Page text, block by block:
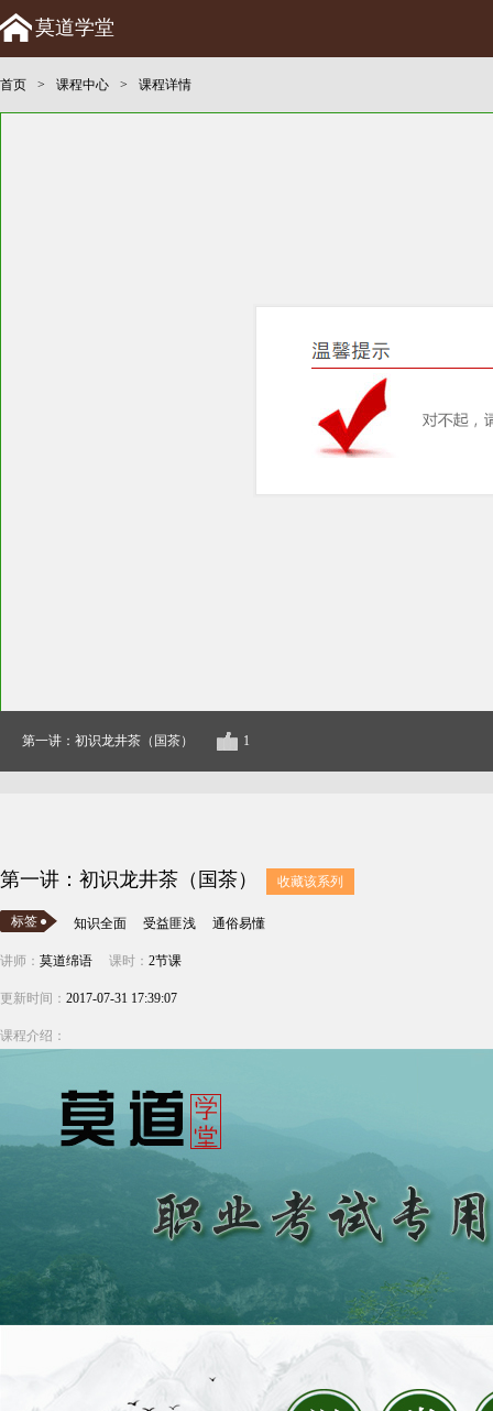
莫道学堂
首页 > 课程中心 > 课程详情
第一讲：初识龙井茶（国茶） 1
第一讲：初识龙井茶（国茶） 收藏该系列
标签 知识全面 受益匪浅 通俗易懂
讲师： 莫道绵语 课时： 2节课
更新时间： 2017-07-31 17:39:07
课程介绍：